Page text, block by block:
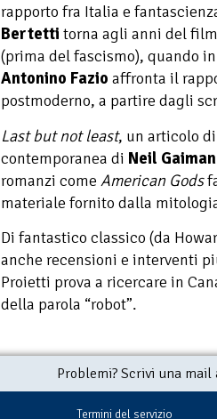
rapporto fra Italia e
Bertetti torna agli anni del
(prima del fascismo), quando
Antonino Fazio affronta il
postmoderno, a partire dagli
Last but not least, un articolo
contemporanea di Neil Gaiman
romanzi come American Gods
materiale fornito dalla
Di fantastico classico (da
anche recensioni e interventi
Proietti prova a ricercare in
della parola “robot”.
Problemi? Scrivi una
Termini del servizio